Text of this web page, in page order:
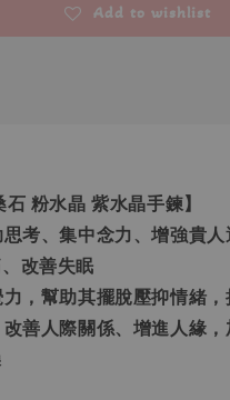
Add to wishlist
石 粉水晶 紫水晶手鍊】
考、集中念力、增強貴
改善失眠
，幫助其擺脫壓抑情緒
善人際關係、增進人緣